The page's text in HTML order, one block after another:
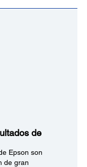
de
Epson son
de gran